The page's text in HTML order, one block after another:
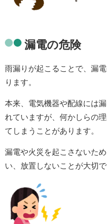
漏電の危険
雨漏りが起こることで、 漏
ります。
本来、電気機器や配線には
れていますが、何かしらの
てしまうことがあります。
漏電や火災を起こさないた
い、放置しないことが大切で